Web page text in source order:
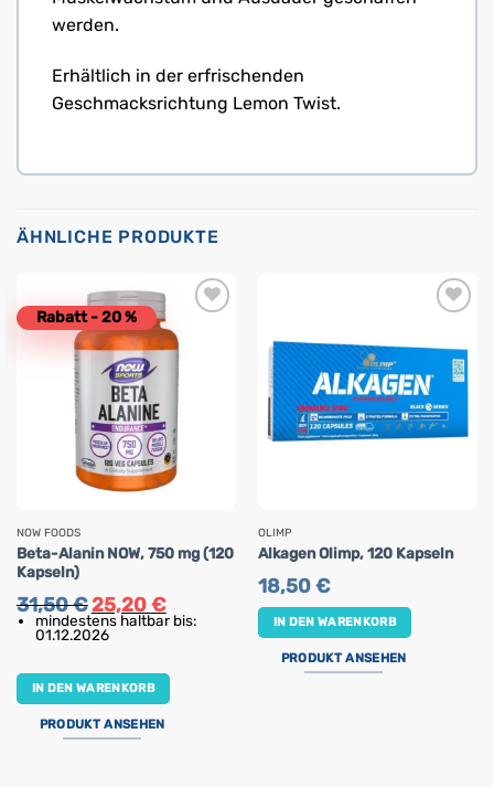
werden.
Erhältlich in der erfrischenden
Geschmacksrichtung Lemon Twist.
ÄHNLICHE PRODUKTE
Rabatt - 20 %
NOW FOODS
Beta-Alanin NOW, 750 mg (120
Kapseln)
31,50€ Ursprünglicher
Preis
war:
31,50 €
25,20€Aktueller
Preis
ist:
mindestens haltbar bis:
01.12.2026
IN DEN WARENKORB
PRODUKT ANSEHEN
OLIMP
Alkagen Olimp, 120 Kapseln
18,50€
IN DEN WARENKORB
PRODUKT ANSEHEN